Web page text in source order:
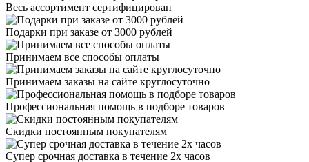
Весь ассортимент сертифицирован
Подарки при заказе от 3000 рублей
Принимаем все способы оплаты
Принимаем заказы на сайте круглосуточно
Профессиональная помощь в подборе товаров
Скидки постоянным покупателям
Супер срочная доставка в течение 2х часов